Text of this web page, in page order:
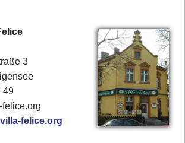
3
49
felice.org